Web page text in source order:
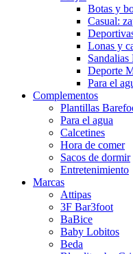
Botas y
Casual:
Lonas y
Deporte
Para el
Complementos
Plantillas
Para el agua
Calcetines
Hora de comer
Sacos de dormir
Entretenimiento
Marcas
Attipas
3F Bar3foot
BaBice
Baby Lobitos
Beda